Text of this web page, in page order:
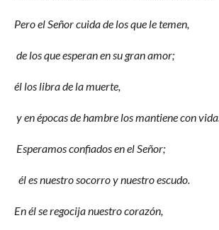
Pero el Señor cuida de los que le temen,
de los que esperan en su gran amor;
él los libra de la muerte,
y en épocas de hambre los mantiene con vida.
Esperamos confiados en el Señor;
él es nuestro socorro y nuestro escudo.
En él se regocija nuestro corazón,